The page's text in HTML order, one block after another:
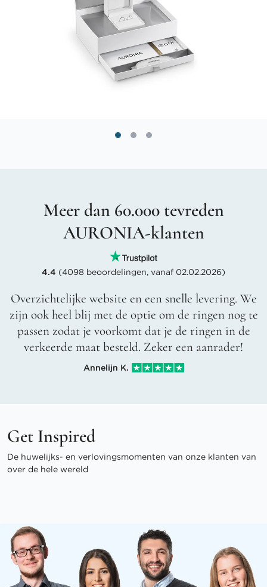
Meer dan 60.000 tevreden
AURONIA-klanten
4.4 (4098 beoordelingen, vanaf 02.02.2026)
Overzichtelijke website en een snelle levering. We
zijn ook heel blij met de optie om de ringen nog te
passen zodat je voorkomt dat je de ringen in de
verkeerde maat besteld. Zeker een aanrader!
Annelijn K.
Get Inspired
De huwelijks- en verlovingsmomenten van onze klanten van
over de hele wereld